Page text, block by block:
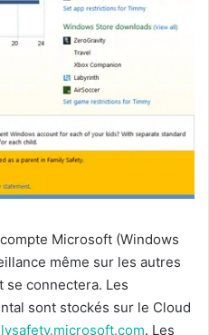
Microsoft (Windows
même sur les autres
se connectera. Les
sont stockés sur le Cloud
. Les